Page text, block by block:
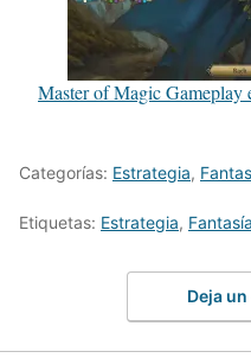
Master of Magic Gameplay
Categorías: Estrategia,
Etiquetas: Estrategia, Fantasía
Deja